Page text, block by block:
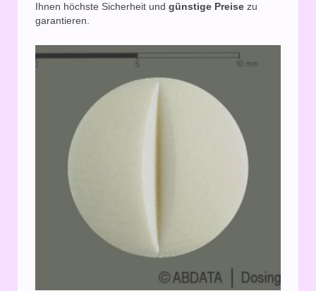
Ihnen höchste Sicherheit und günstige Preise zu
garantieren.